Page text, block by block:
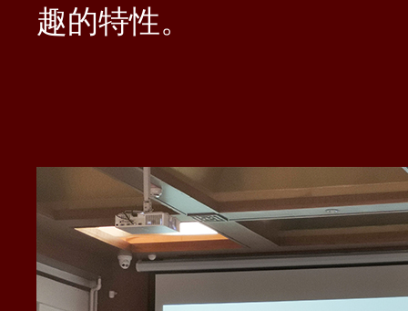
趣的特性。